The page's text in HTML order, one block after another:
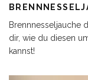
Brennnesseljauche
dir, wie du diesen
kannst!